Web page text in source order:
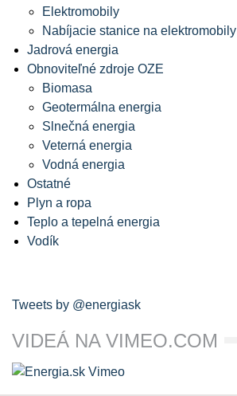
Elektromobily
Nabíjacie stanice na elektromobily
Jadrová energia
Obnoviteľné zdroje OZE
Biomasa
Geotermálna energia
Slnečná energia
Veterná energia
Vodná energia
Ostatné
Plyn a ropa
Teplo a tepelná energia
Vodík
Tweets by @energiask
VIDEÁ NA VIMEO.COM